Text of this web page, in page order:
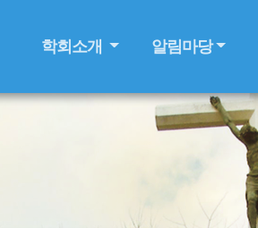
학회소개 알림마당